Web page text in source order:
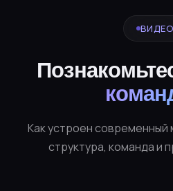
ВИДЕО
Как устроен современный
структура, команда и